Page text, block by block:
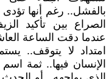
بالفشل.. رغم أنها
الصراع بين تأكيد
عندما دقت الساعة
امتداد لا يتوقف..
الإنسان فيها.. ثمة